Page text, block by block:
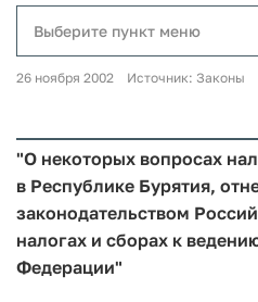
Выберите пункт меню
26 ноября 2002 Источник: Законы
"О некоторых вопросах
в Республике Бурятия,
законодательством
налогах и сборах к
Федерации"